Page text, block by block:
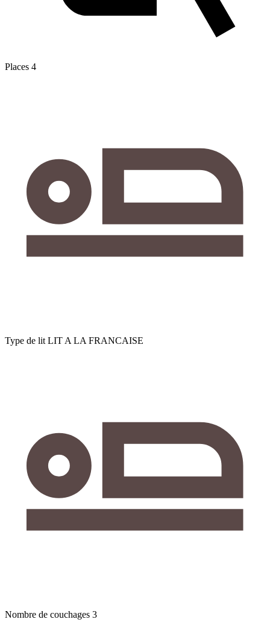
Places 4
Type de lit LIT A LA FRANCAISE
Nombre de couchages 3